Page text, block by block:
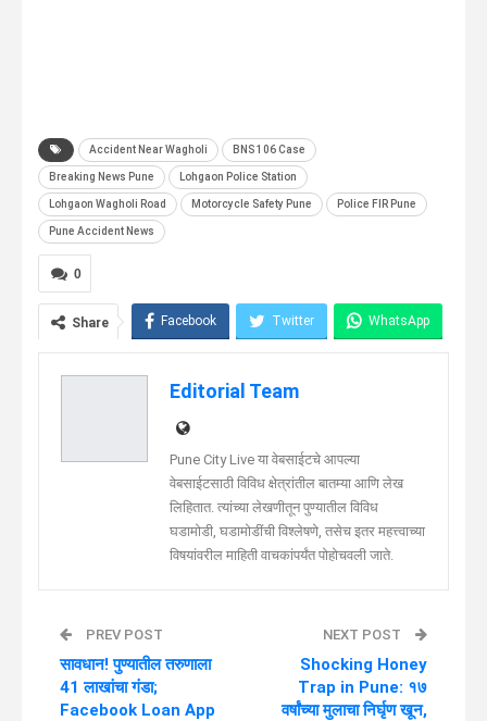
Accident Near Wagholi BNS 106 Case
Breaking News Pune Lohgaon Police Station
Lohgaon Wagholi Road Motorcycle Safety Pune Police FIR Pune
Pune Accident News
0
Share Facebook Twitter WhatsApp
Editorial Team
Pune City Live या वेबसाईटचे आपल्या
वेबसाईटसाठी विविध क्षेत्रांतील बातम्या आणि लेख
लिहितात. त्यांच्या लेखणीतून पुण्यातील विविध
घडामोडी, घडामोडींची विश्लेषणे, तसेच इतर महत्त्वाच्या
विषयांवरील माहिती वाचकांपर्यंत पोहोचवली जाते.
PREV POST
सावधान! पुण्यातील तरुणाला
41 लाखांचा गंडा;
Facebook Loan App
NEXT POST
Shocking Honey
Trap in Pune: १७
वर्षांच्या मुलाचा निर्घृण खून,